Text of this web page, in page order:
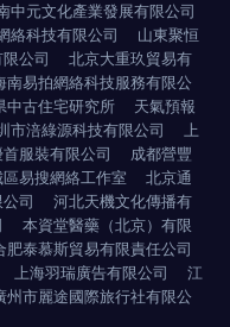
中元文化產業發展有限公司
絡科技有限公司
山東聚恒
公司
北京大重玖貿易有
南易拍網絡科技服務有限公
中古住宅研究所
天氣預報
市涪綠源科技有限公司
上
首服裝有限公司
成都營豐
易搜網絡工作室
北京通
司
河北天機文化傳播有
本資堂醫藥（北京）有限
肥泰慕斯貿易有限責任公司
上海羽瑞廣告有限公司
江
州市麗途國際旅行社有限公